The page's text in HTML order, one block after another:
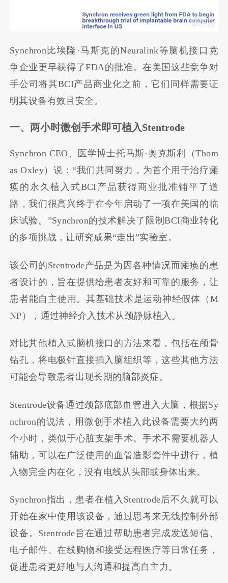
Synchron比埃隆·马斯克的Neuralink等脑机接口竞
争企业更早获得了FDA的批准。在美国这些竞争对
手公司将其BCI产品商业化之前，它们同样需要证
明其设备有效且安全。
一、两小时微创手术即可植入Stentrode
Synchron CEO、医学博士托马斯·奥克斯利（Thom
as Oxley）说：“我们共同努力，为首个用于治疗瘫
痪的永久植入式BCI产品获得商业批准铺平了道
路，我们很高兴终于在今年启动了一项在美国的临
床试验。”Synchron的技术解决了限制BCI商业转化
的多项挑战，让研究成果“走出”实验室。
该公司的Stentrode产品是为因各种情况而瘫痪的患
者设计的，旨在提供给患者友好和可靠的服务，让
患者能自主使用。其基础技术是运动神经假体（M
NP），通过神经介入技术从颈静脉植入。
对比其他植入式脑机接口的方法来看，包括在颅骨
钻孔，将电极针直接插入脑组织等，这些其他方法
可能会导致患者出现长期的脑部炎症。
Stentrode设备通过颈部底部血管进入大脑，根据Sy
nchron的说法，用微创手术植入此设备需要大约两
个小时，类似于心脏支架手术。手术不需要机器人
辅助，可以在广泛使用的血管造影套件中进行，植
入物完全内在化，没有电线从头部或身体出来。
Synchron指出，患者在植入Stentrode后不久就可以
开始在家中使用该设备，通过思考来无线控制外部
设备。Stentrode旨在通过帮助患者完成发送短信、
电子邮件、在线购物和接受远程医疗等日常任务，
促进患者更好地与人沟通和提高自主力。